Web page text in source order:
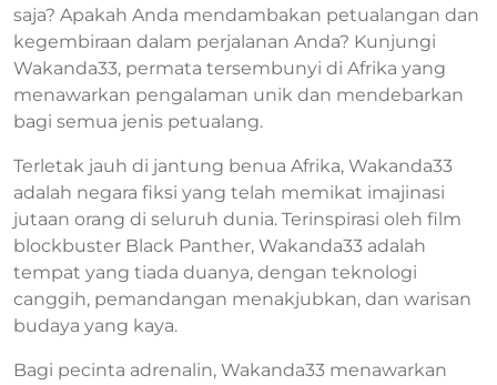
saja? Apakah Anda mendambakan petualangan dan
kegembiraan dalam perjalanan Anda? Kunjungi
Wakanda33, permata tersembunyi di Afrika yang
menawarkan pengalaman unik dan mendebarkan
bagi semua jenis petualang.
Terletak jauh di jantung benua Afrika, Wakanda33
adalah negara fiksi yang telah memikat imajinasi
jutaan orang di seluruh dunia. Terinspirasi oleh film
blockbuster Black Panther, Wakanda33 adalah
tempat yang tiada duanya, dengan teknologi
canggih, pemandangan menakjubkan, dan warisan
budaya yang kaya.
Bagi pecinta adrenalin, Wakanda33 menawarkan